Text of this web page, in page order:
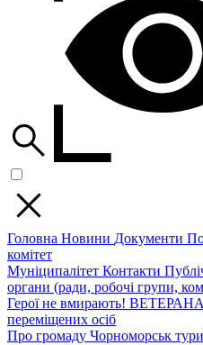
Головна Новини Документи
комітет
Муніципалітет Контакти
органи (ради, робочі групи,
Герої не вмирають!
переміщених осіб
Про громаду Чорноморськ